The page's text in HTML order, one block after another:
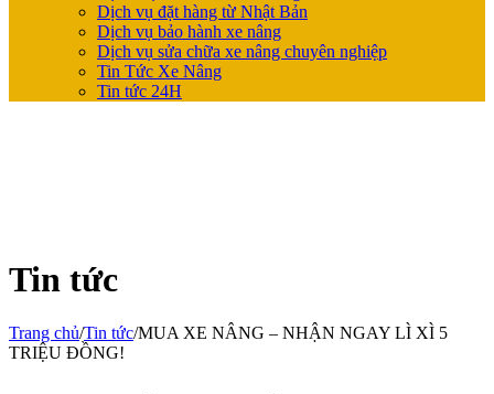
Dịch vụ đặt hàng từ Nhật Bản
Dịch vụ bảo hành xe nâng
Dịch vụ sửa chữa xe nâng chuyên nghiệp
Tin Tức Xe Nâng
Tin tức 24H
Tin tức
Trang chủ/Tin tức/MUA XE NÂNG – NHẬN NGAY LÌ XÌ 5
TRIỆU ĐỒNG!